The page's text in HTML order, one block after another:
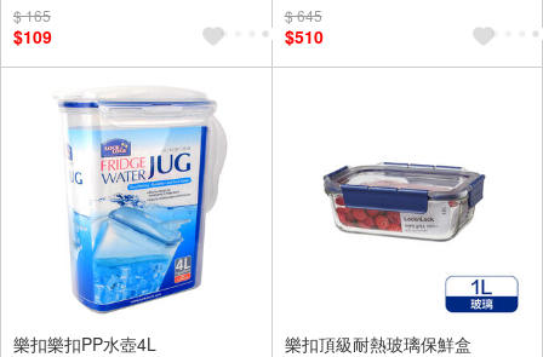
$ 165
$109
$ 645
$510
樂扣樂扣PP水壺4L
樂扣頂級耐熱玻璃保鮮盒